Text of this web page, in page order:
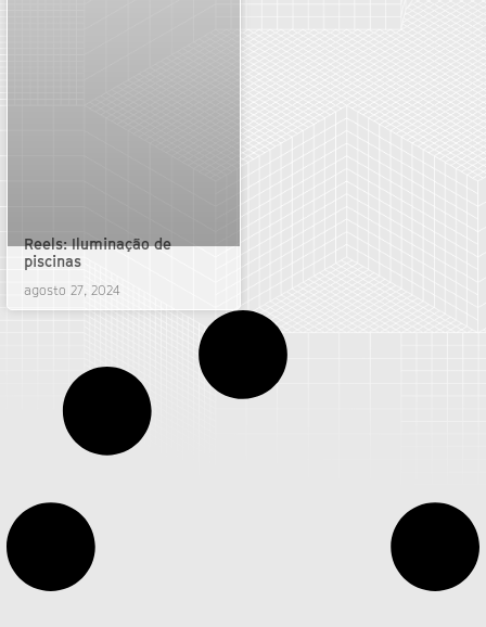
Reels: Iluminação de
piscinas
agosto 27, 2024